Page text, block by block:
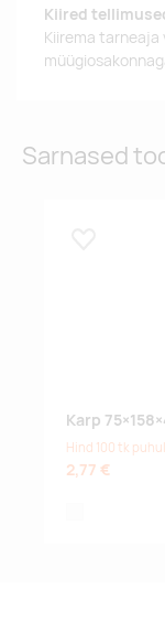
Kiired
Kiirema tarneaja
Sarnased
Karp
Hind 100 tk puhul
2,77 €